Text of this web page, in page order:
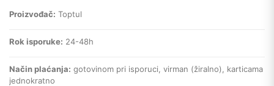
Proizvođač: Toptul
Rok isporuke: 24-48h
Način plaćanja: gotovinom pri isporuci, virman (žiralno), karticama
jednokratno